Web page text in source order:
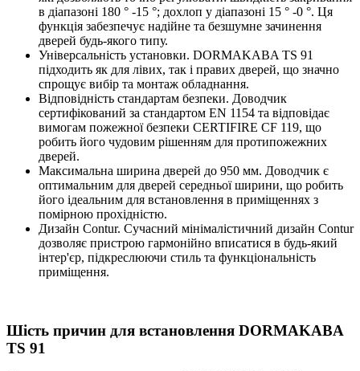
в діапазоні 180 ° -15 °; дохлоп у діапазоні 15 ° -0 °. Ця
функція забезпечує надійне та безшумне зачинення
дверей будь-якого типу.
Універсальність установки. DORMAKABA TS 91
підходить як для лівих, так і правих дверей, що значно
спрощує вибір та монтаж обладнання.
Відповідність стандартам безпеки. Доводчик
сертифікований за стандартом EN 1154 та відповідає
вимогам пожежної безпеки CERTIFIRE CF 119, що
робить його чудовим рішенням для протипожежних
дверей.
Максимальна ширина дверей до 950 мм. Доводчик є
оптимальним для дверей середньої ширини, що робить
його ідеальним для встановлення в приміщеннях з
помірною прохідністю.
Дизайн Contur. Сучасний мінімалістичний дизайн Contur
дозволяє пристрою гармонійно вписатися в будь-який
інтер'єр, підкреслюючи стиль та функціональність
приміщення.
Шість причин для встановлення DORMAKABA
TS 91